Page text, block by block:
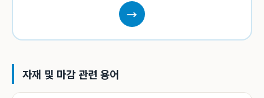
→
자재 및 마감 관련 용어